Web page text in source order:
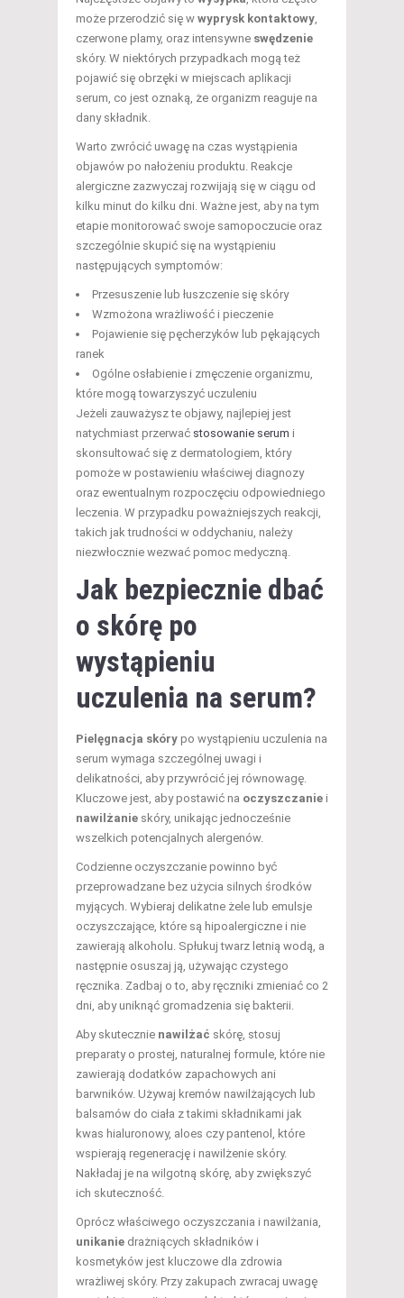
może przerodzić się w wyprysk kontaktowy,
czerwone plamy, oraz intensywne swędzenie
skóry. W niektórych przypadkach mogą też
pojawić się obrzęki w miejscach aplikacji
serum, co jest oznaką, że organizm reaguje na
dany składnik.
Warto zwrócić uwagę na czas wystąpienia
objawów po nałożeniu produktu. Reakcje
alergiczne zazwyczaj rozwijają się w ciągu od
kilku minut do kilku dni. Ważne jest, aby na tym
etapie monitorować swoje samopoczucie oraz
szczególnie skupić się na wystąpieniu
następujących symptomów:
Przesuszenie lub łuszczenie się skóry
Wzmożona wrażliwość i pieczenie
Pojawienie się pęcherzyków lub pękających
ranek
Ogólne osłabienie i zmęczenie organizmu,
które mogą towarzyszyć uczuleniu
Jeżeli zauważysz te objawy, najlepiej jest
natychmiast przerwać stosowanie serum i
skonsultować się z dermatologiem, który
pomoże w postawieniu właściwej diagnozy
oraz ewentualnym rozpoczęciu odpowiedniego
leczenia. W przypadku poważniejszych reakcji,
takich jak trudności w oddychaniu, należy
niezwłocznie wezwać pomoc medyczną.
Jak bezpiecznie dbać
o skórę po
wystąpieniu
uczulenia na serum?
Pielęgnacja skóry po wystąpieniu uczulenia na
serum wymaga szczególnej uwagi i
delikatności, aby przywrócić jej równowagę.
Kluczowe jest, aby postawić na oczyszczanie i
nawilżanie skóry, unikając jednocześnie
wszelkich potencjalnych alergenów.
Codzienne oczyszczanie powinno być
przeprowadzane bez użycia silnych środków
myjących. Wybieraj delikatne żele lub emulsje
oczyszczające, które są hipoalergiczne i nie
zawierają alkoholu. Spłukuj twarz letnią wodą, a
następnie osuszaj ją, używając czystego
ręcznika. Zadbaj o to, aby ręczniki zmieniać co 2
dni, aby uniknąć gromadzenia się bakterii.
Aby skutecznie nawilżać skórę, stosuj
preparaty o prostej, naturalnej formule, które nie
zawierają dodatków zapachowych ani
barwników. Używaj kremów nawilżających lub
balsamów do ciała z takimi składnikami jak
kwas hialuronowy, aloes czy pantenol, które
wspierają regenerację i nawilżenie skóry.
Nakładaj je na wilgotną skórę, aby zwiększyć
ich skuteczność.
Oprócz właściwego oczyszczania i nawilżania,
unikanie drażniących składników i
kosmetyków jest kluczowe dla zdrowia
wrażliwej skóry. Przy zakupach zwracaj uwagę